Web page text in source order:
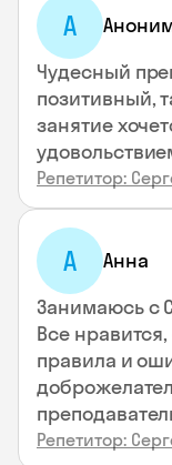
А
Чудесный
позитивный,
занятие
Репетитор:
А Анна
Занимаюсь с
Все
правила и
Репетитор: